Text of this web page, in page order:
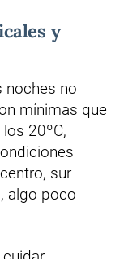
y
noches no
mínimas que
20ºC,
sur
algo poco